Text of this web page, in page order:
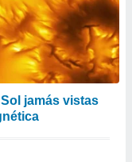
jamás vistas